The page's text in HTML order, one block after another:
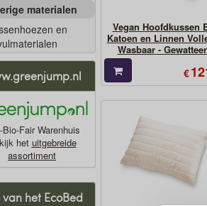
materialen
en
Bio-Fair Warenhuis
het uitgebreide
assortiment
van het EcoBed
Vegan Hoofdkussen
Katoen en Linnen
Wasbaar -
€